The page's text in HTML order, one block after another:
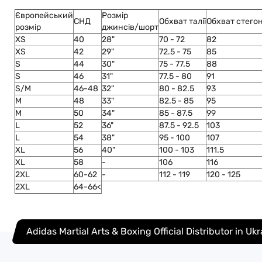
Європейський
розмір
СНД
Розмір
джинсів/шорт
Обхват таліїОбхват стегон
XS
40 28" 70 - 72
82
XS
42 29" 72.5 - 75
85
S
44 30" 75 - 77.5
88
S
46 31" 77.5 - 80
91
S/M
46-48 32" 80 - 82.5
93
M
48 33" 82.5 - 85
95
M
50 34" 85 - 87.5
99
L
52 36" 87.5 - 92.5
103
L
54 38" 95 - 100
107
XL
56 40" 100 - 103
111.5
XL
58 - 106
116
2XL
60-62 - 112 - 119
120 - 125
2XL
64-66<
Adidas Martial Arts & Boxing Official Distributor in